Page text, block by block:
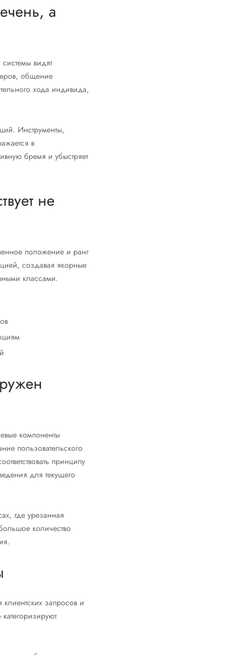
а
видят
общение
хода индивида,
Инструменты,
в
бремя и убыстряет
не
положение и ранг
создавая якорные
классами.
компоненты
пользовательского
принципу
для текущего
где урезанная
количество
клиентских запросов и